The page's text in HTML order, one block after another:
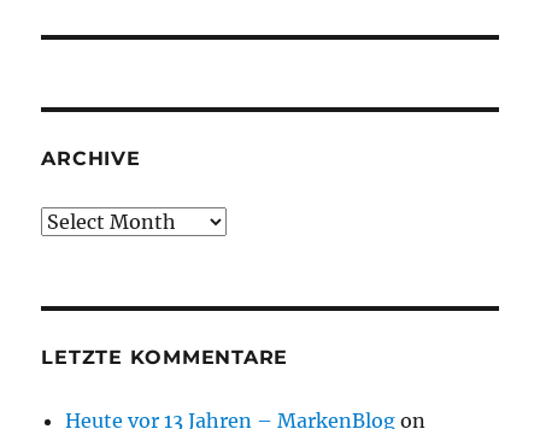
ARCHIVE
Archive
LETZTE KOMMENTARE
Heute vor 13 Jahren – MarkenBlog on